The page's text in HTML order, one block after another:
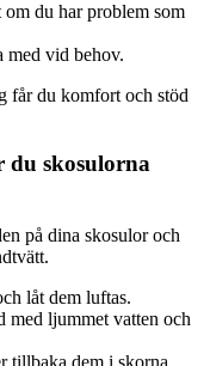
du har problem som
med vid behov.
får du komfort och stöd
du skosulorna
på dina skosulor och
låt dem luftas.
med ljummet vatten och